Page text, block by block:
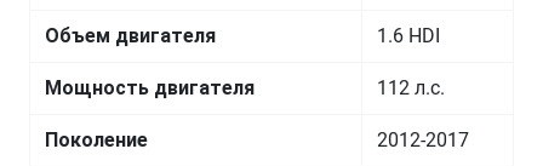
Объем двигателя 1.6 HDI
Мощность двигателя 112 л.с.
Поколение 2012-2017